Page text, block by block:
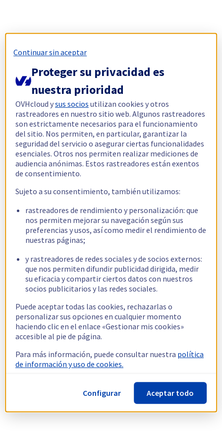
Continuar sin aceptar
Proteger su privacidad es
nuestra prioridad
OVHcloud ysus socios utilizan cookies y otros
rastreadores en nuestro sitio web. Algunos rastreadores
son estrictamente necesarios para el funcionamiento
del sitio. Nos permiten, en particular, garantizar la
seguridad del servicio o asegurar ciertas funcionalidades
esenciales. Otros nos permiten realizar mediciones de
audiencia anónimas. Estos rastreadores están exentos
de consentimiento.
Sujeto a su consentimiento, también utilizamos:
rastreadores de rendimiento y personalización: que
nos permiten mejorar su navegación según sus
preferencias y usos, así como medir el rendimiento de
nuestras páginas;
y rastreadores de redes sociales y de socios externos:
que nos permiten difundir publicidad dirigida, medir
su eficacia y compartir ciertos datos con nuestros
socios publicitarios y las redes sociales.
Puede aceptar todas las cookies, rechazarlas o
personalizar sus opciones en cualquier momento
haciendo clic en el enlace «Gestionar mis cookies»
accesible al pie de página.
Para más información, puede consultar nuestra política
de información y uso de cookies.
Configurar Aceptar todo